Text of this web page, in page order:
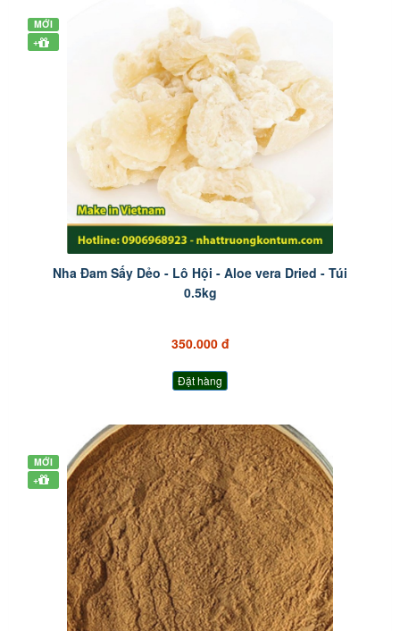
MỚI
+
Nha Đam Sấy Dẻo - Lô Hội - Aloe vera Dried - Túi
0.5kg
350.000 đ
Đặt hàng
MỚI
+